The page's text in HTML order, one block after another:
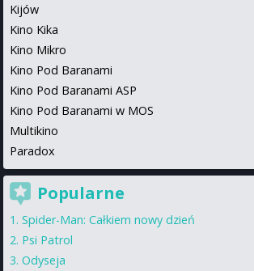
Kijów
Kino Kika
Kino Mikro
Kino Pod Baranami
Kino Pod Baranami ASP
Kino Pod Baranami w MOS
Multikino
Paradox
Popularne
Spider-Man: Całkiem nowy dzień
Psi Patrol
Odyseja